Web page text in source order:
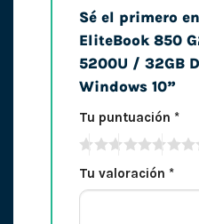
Sé el primero
EliteBook 850
5200U / 32GB
Windows 10”
Tu puntuación *
Tu valoración *